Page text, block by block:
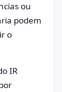
ou
podem
o
IR